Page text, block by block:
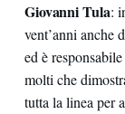
Giovanni Tula:
vent’anni anche
ed è responsabile
molti che
tutta la linea per